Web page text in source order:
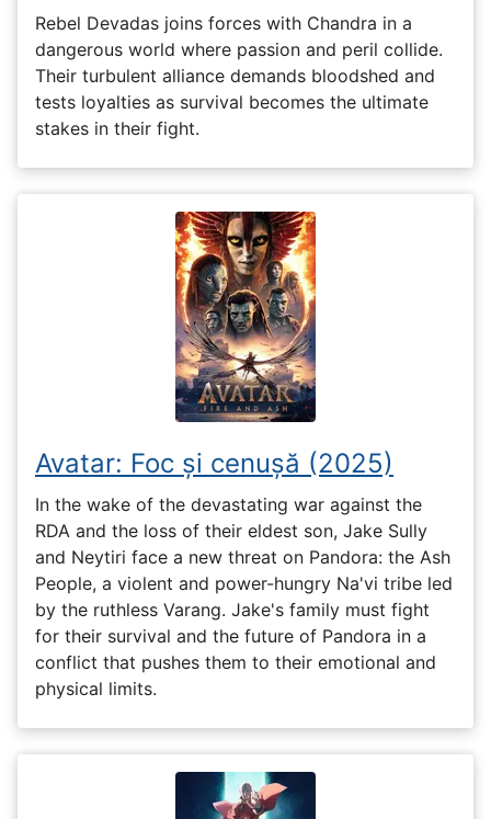
Rebel Devadas joins forces with Chandra in a
dangerous world where passion and peril collide.
Their turbulent alliance demands bloodshed and
tests loyalties as survival becomes the ultimate
stakes in their fight.
Avatar: Foc și cenușă (2025)
In the wake of the devastating war against the
RDA and the loss of their eldest son, Jake Sully
and Neytiri face a new threat on Pandora: the Ash
People, a violent and power-hungry Na'vi tribe led
by the ruthless Varang. Jake's family must fight
for their survival and the future of Pandora in a
conflict that pushes them to their emotional and
physical limits.